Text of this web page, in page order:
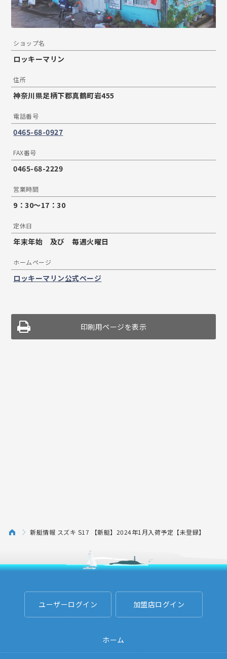
ショップ名
ロッキーマリン
住所
神奈川県足柄下郡真鶴町岩455
電話番号
0465-68-0927
FAX番号
0465-68-2229
営業時間
9：30～17：30
定休日
年末年始 及び 毎週火曜日
ホームページ
ロッキーマリン公式ページ
印刷用ページを表示
新艇情報 スズキ S17 【新艇】2024年1月入荷予定【未登録】
ユーザーログイン 加盟店ログイン
ホーム